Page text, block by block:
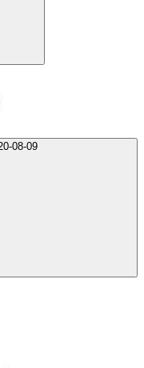
+7 (495) 220-08-09